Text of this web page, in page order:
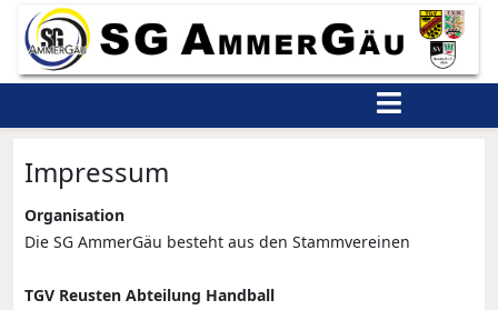
Impressum
Organisation
Die SG AmmerGäu besteht aus den Stammvereinen
TGV Reusten Abteilung Handball